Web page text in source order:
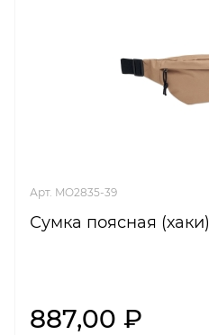
Арт. MO2835-39
Сумка поясная (хаки)
887,00 ₽